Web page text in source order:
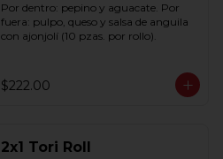
Por dentro: pepino y aguacate. Por
fuera: pulpo, queso y salsa de anguila
con ajonjolí (10 pzas. por rollo).
$222.00
2x1 Tori Roll